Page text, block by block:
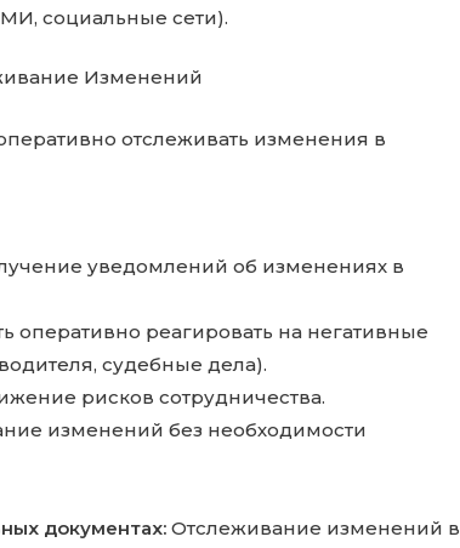
социальные сети).
Изменений
отслеживать изменения в
уведомлений об изменениях в
оперативно реагировать на негативные
судебные дела).
рисков сотрудничества.
изменений без необходимости
документах:Отслеживание изменений в